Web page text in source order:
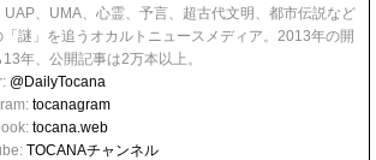
UAP、UMA、心霊、予言、超古代文明、都市伝説など
「謎」を追うオカルトニュースメディア。2013年の開
年、公開記事は2万本以上。
@DailyTocana
tocanagram
tocana.web
TOCANAチャンネル